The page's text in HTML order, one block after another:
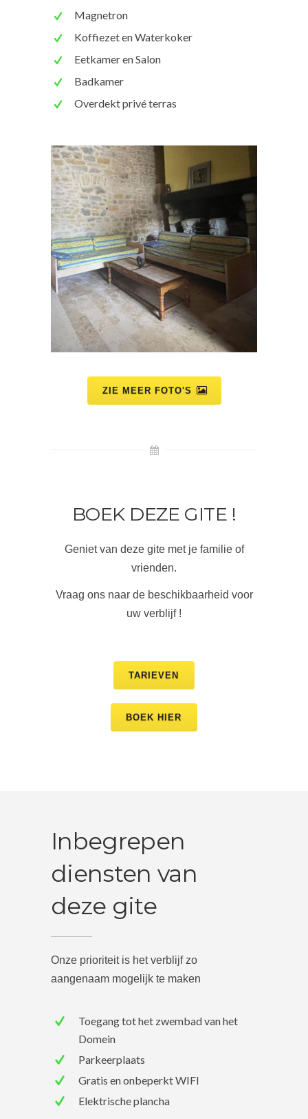
Magnetron
Koffiezet en Waterkoker
Eetkamer en Salon
Badkamer
Overdekt privé terras
ZIE MEER FOTO'S
BOEK DEZE GITE !
Geniet van deze gite met je familie of
vrienden.
Vraag ons naar de beschikbaarheid voor
uw verblijf !
TARIEVEN
BOEK HIER
Inbegrepen
diensten van
deze gite
Onze prioriteit is het verblijf zo
aangenaam mogelijk te maken
Toegang tot het zwembad van het
Domein
Parkeerplaats
Gratis en onbeperkt WIFI
Elektrische plancha